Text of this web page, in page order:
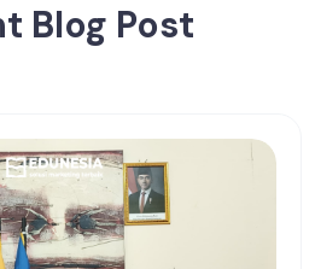
Blog Post